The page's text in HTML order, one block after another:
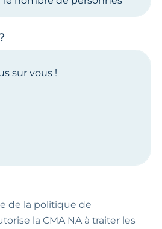
de la politique de
la CMA NA à traiter les